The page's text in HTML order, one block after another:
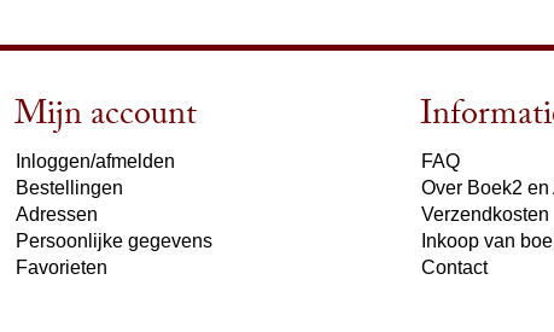
Mijn account
Inloggen/afmelden
Bestellingen
Adressen
Persoonlijke gegevens
Favorieten
FAQ
Over Boek2 en
Verzendkosten
Inkoop van
Contact